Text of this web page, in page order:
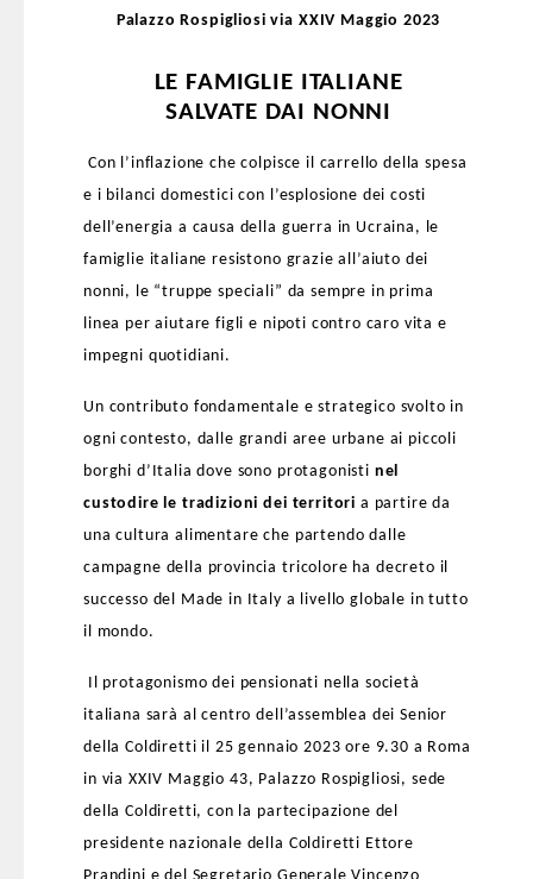
Palazzo Rospigliosi via XXIV Maggio 2023
LE FAMIGLIE ITALIANE
SALVATE DAI NONNI
Con l’inflazione che colpisce il carrello della spesa
e i bilanci domestici con l’esplosione dei costi
dell’energia a causa della guerra in Ucraina, le
famiglie italiane resistono grazie all’aiuto dei
nonni, le “truppe speciali” da sempre in prima
linea per aiutare figli e nipoti contro caro vita e
impegni quotidiani.
Un contributo fondamentale e strategico svolto in
ogni contesto, dalle grandi aree urbane ai piccoli
borghi d’Italia dove sono protagonisti nel
custodire le tradizioni dei territori a partire da
una cultura alimentare che partendo dalle
campagne della provincia tricolore ha decreto il
successo del Made in Italy a livello globale in tutto
il mondo.
Il protagonismo dei pensionati nella società
italiana sarà al centro dell’assemblea dei Senior
della Coldiretti il 25 gennaio 2023 ore 9.30 a Roma
in via XXIV Maggio 43, Palazzo Rospigliosi, sede
della Coldiretti, con la partecipazione del
presidente nazionale della Coldiretti Ettore